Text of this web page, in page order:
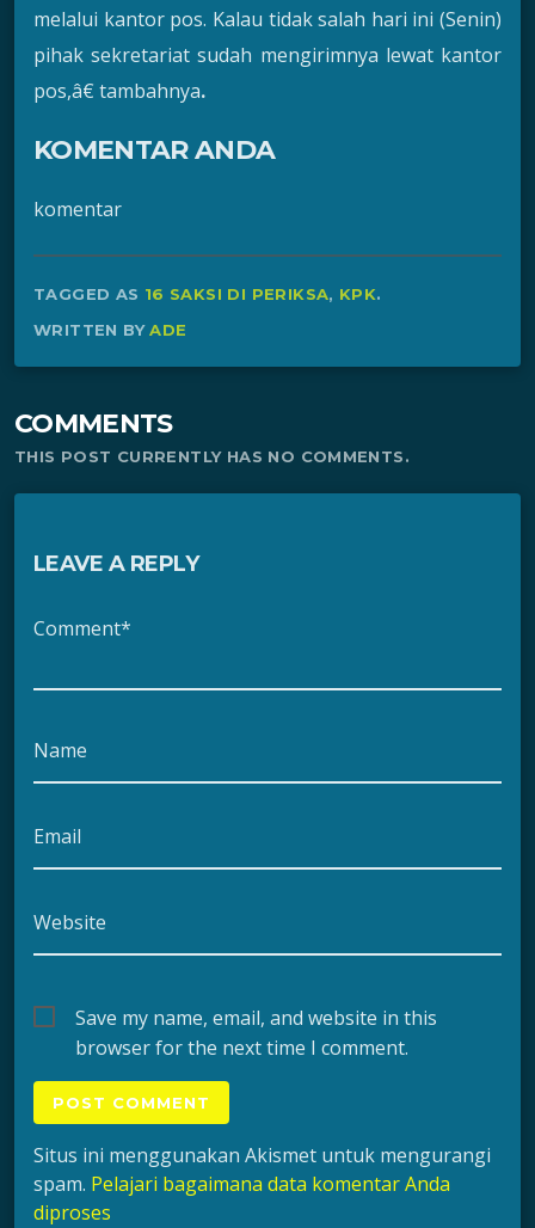
melalui kantor pos. Kalau tidak salah hari ini (Senin)
pihak sekretariat sudah mengirimnya lewat kantor
pos,â€ tambahnya.
KOMENTAR ANDA
komentar
TAGGED AS 16 SAKSI DI PERIKSA, KPK.
WRITTEN BYADE
COMMENTS
THIS POST CURRENTLY HAS NO COMMENTS.
LEAVE A REPLY
Comment*
Name
Email
Website
Save my name, email, and website in this
browser for the next time I comment.
Situs ini menggunakan Akismet untuk mengurangi
spam. Pelajari bagaimana data komentar Anda
diproses